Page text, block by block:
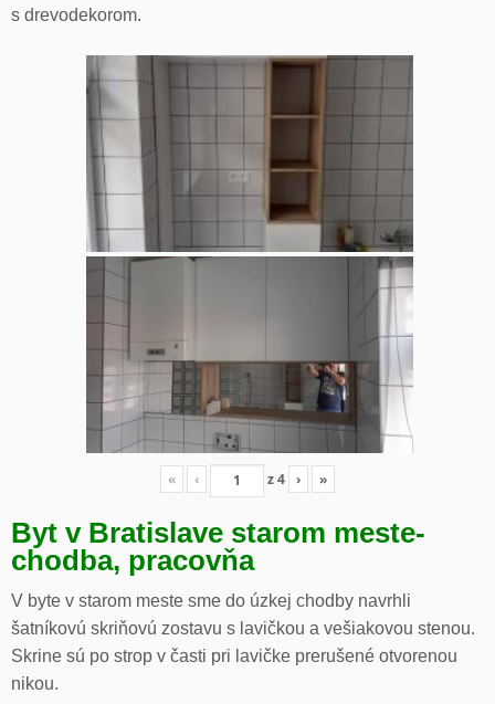
s drevodekorom.
« ‹ z4 › »
Byt v Bratislave starom meste-
chodba, pracovňa
V byte v starom meste sme do úzkej chodby navrhli
šatníkovú skriňovú zostavu s lavičkou a vešiakovou stenou.
Skrine sú po strop v časti pri lavičke prerušené otvorenou
nikou.